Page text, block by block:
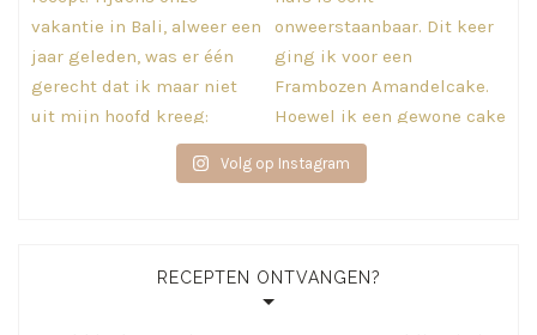
Volg op Instagram
RECEPTEN ONTVANGEN?